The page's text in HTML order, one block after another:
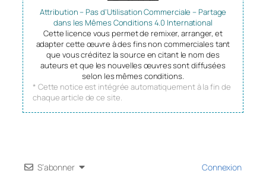
Attribution – Pas d’Utilisation Commerciale – Partage
dans les Mêmes Conditions 4.0 International
Cette licence vous permet de remixer, arranger, et
adapter cette œuvre à des fins non commerciales tant
que vous créditez la source en citant le nom des
auteurs et que les nouvelles œuvres sont diffusées
selon les mêmes conditions.
* Cette notice est intégrée automatiquement à la fin de
chaque article de ce site.
S’abonner Connexion